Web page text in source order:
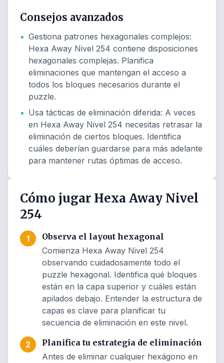
Consejos avanzados
• Gestiona patrones hexagonales complejos:
Hexa Away Nivel 254 contiene disposiciones
hexagonales complejas. Planifica
eliminaciones que mantengan el acceso a
todos los bloques necesarios durante el
puzzle.
• Usa tácticas de eliminación diferida: A veces
en Hexa Away Nivel 254 necesitas retrasar la
eliminación de ciertos bloques. Identifica
cuáles deberían guardarse para más adelante
para mantener rutas óptimas de acceso.
Cómo jugar Hexa Away Nivel
254
1
Observa el layout hexagonal
Comienza Hexa Away Nivel 254
observando cuidadosamente todo el
puzzle hexagonal. Identifica qué bloques
están en la capa superior y cuáles están
apilados debajo. Entender la estructura de
capas es clave para planificar tu
secuencia de eliminación en este nivel.
2
Planifica tu estrategia de eliminación
Antes de eliminar cualquier hexágono en